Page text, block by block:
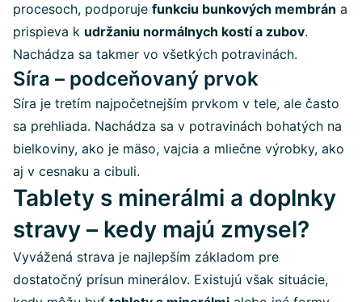
procesoch, podporuje funkciu bunkových membrán a
prispieva k udržaniu normálnych kostí a zubov.
Nachádza sa takmer vo všetkých potravinách.
Síra – podceňovaný prvok
Síra je tretím najpočetnejším prvkom v tele, ale často
sa prehliada. Nachádza sa v potravinách bohatých na
bielkoviny, ako je mäso, vajcia a mliečne výrobky, ako
aj v cesnaku a cibuli.
Tablety s minerálmi a doplnky
stravy – kedy majú zmysel?
Vyvážená strava je najlepším základom pre
dostatočný prísun minerálov. Existujú však situácie,